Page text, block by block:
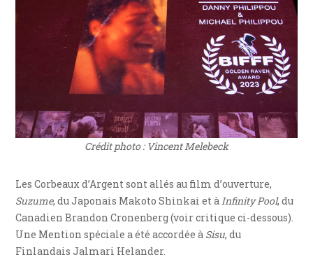
Crédit photo : Vincent Melebeck
Les Corbeaux d’Argent sont allés au film d’ouverture,
Suzume, du Japonais Makoto Shinkai et àInfinity Pool, du
Canadien Brandon Cronenberg (voir critique ci-dessous).
Une Mention spéciale a été accordée à Sisu, du
Finlandais Jalmari Helander.